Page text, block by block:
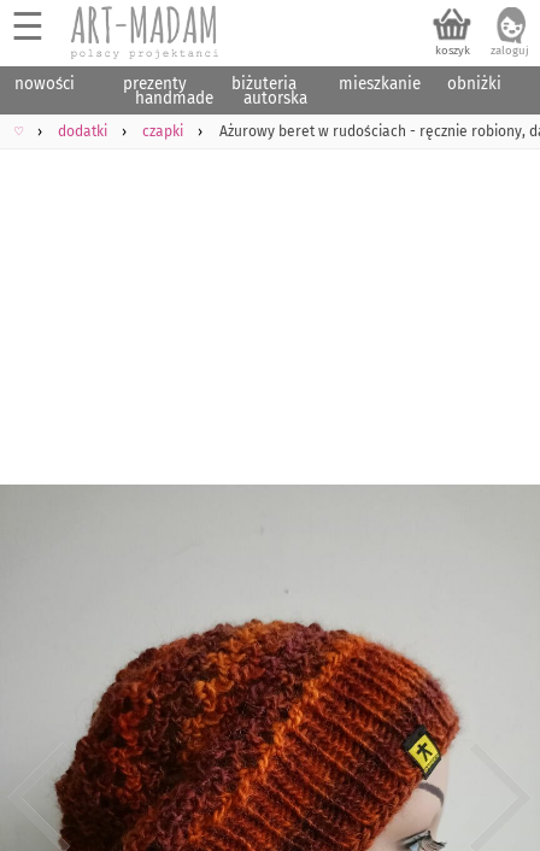
☰
nowości prezenty
handmade
biżuteria
autorska
mieszkanie obniżki
♡ dodatki czapki Ażurowy beret w rudościach - ręcznie robiony,